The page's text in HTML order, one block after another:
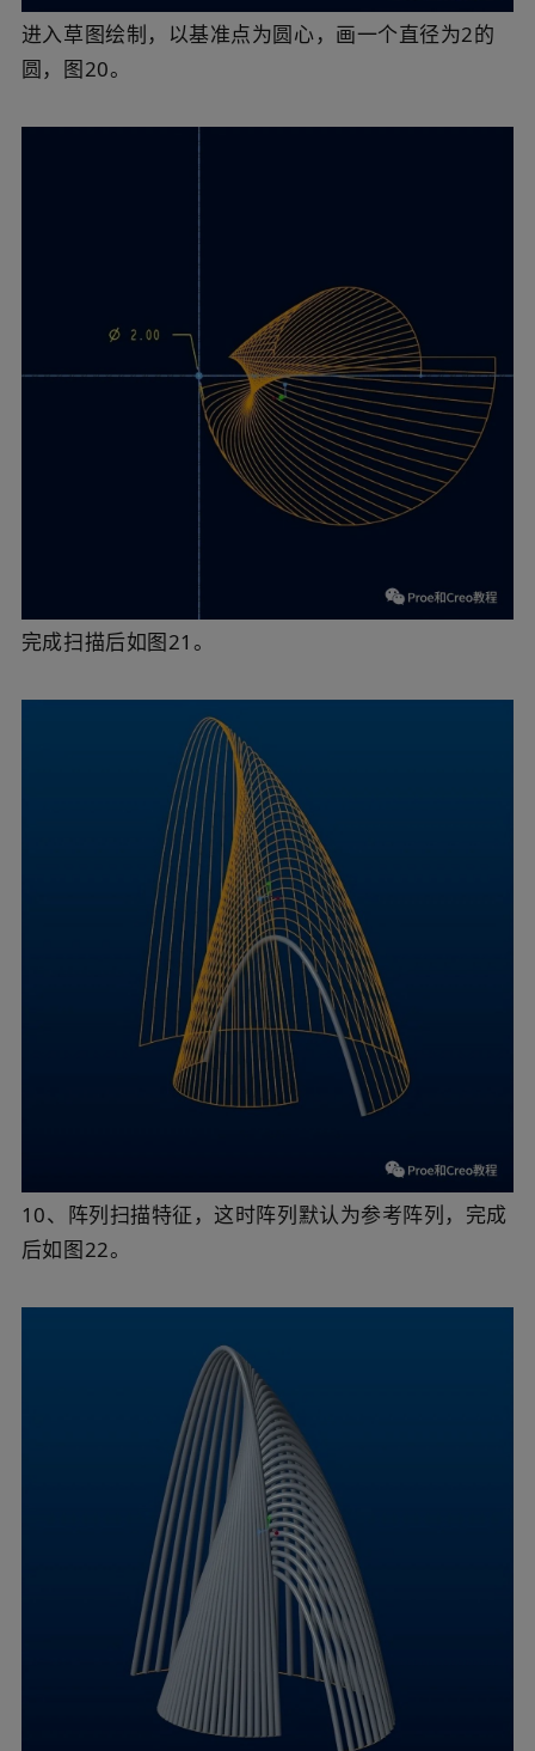
进入草图绘制，以基准点为圆心，画一个直径为2的
圆，图20。
完成扫描后如图21。
10、阵列扫描特征，这时阵列默认为参考阵列，完成
后如图22。